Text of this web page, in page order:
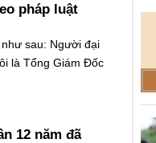
pháp luật
sau: Người đại
là Tổng Giám Đốc
12 năm đã